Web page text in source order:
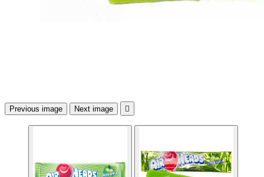
Previous image Next image 